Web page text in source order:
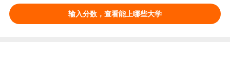
输入分数，查看能上哪些大学